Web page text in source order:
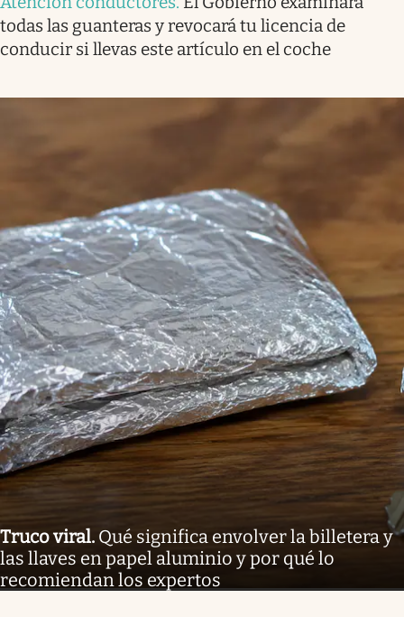
todas las guanteras y revocará tu licencia de
conducir si llevas este artículo en el coche
Truco viral. Qué significa envolver la billetera y
las llaves en papel aluminio y por qué lo
recomiendan los expertos